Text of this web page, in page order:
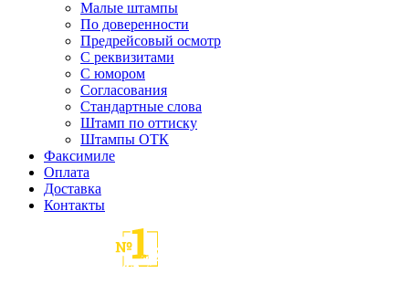
Малые штампы
По доверенности
Предрейсовый осмотр
С реквизитами
С юмором
Согласования
Стандартные слова
Штамп по оттиску
Штампы ОТК
Факсимиле
Оплата
Доставка
Контакты